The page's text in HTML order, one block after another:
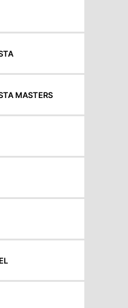
MASTERS